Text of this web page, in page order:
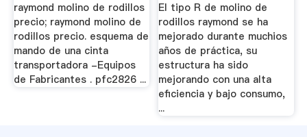
raymond molino de rodillos
precio; raymond molino de
rodillos precio. esquema de
mando de una cinta
transportadora -Equipos
de Fabricantes . pfc2826 ...
El tipo R de molino de
rodillos raymond se ha
mejorado durante muchios
años de práctica, su
estructura ha sido
mejorando con una alta
eficiencia y bajo consumo,
...